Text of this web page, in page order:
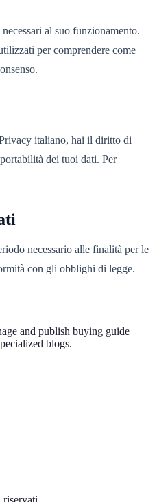
al suo funzionamento.
per comprendere come
italiano, hai il diritto di
dei tuoi dati. Per
necessario alle finalità per le
con gli obblighi di legge.
and publish buying guide
blogs.